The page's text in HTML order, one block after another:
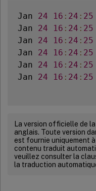
Jan 24 16 : 24 : 25
Jan 24 16 : 24 : 25
Jan 24 16 : 24 : 25
Jan 24 16 : 24 : 25
Jan 24 16 : 24 : 25
Jan 24 16 : 24 : 25
La version officielle de
anglais. Toute version
est fournie uniquement
contenu traduit
veuillez consulter la
la traduction